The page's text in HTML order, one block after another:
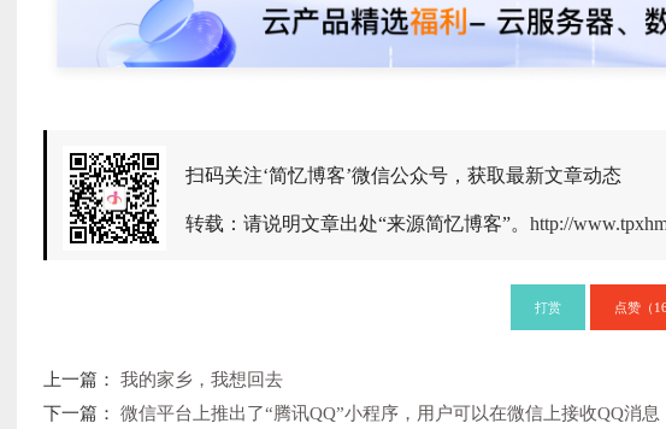
扫码关注‘简忆博客’微信公众号，获取最新文章动态
转载：请说明文章出处“来源简忆博客”。http://
打赏 点赞（
上一篇： 我的家乡，我想回去
下一篇： 微信平台上推出了“腾讯QQ”小程序，用户可以在微信上接收QQ消息